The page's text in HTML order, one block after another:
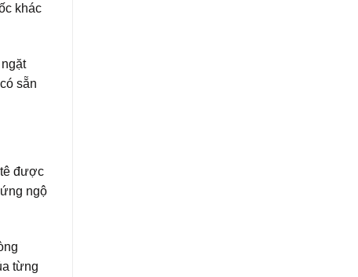
khác
sẵn
được
ngộ
từng